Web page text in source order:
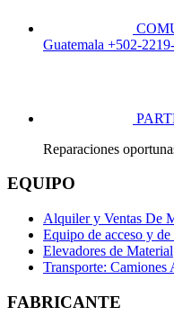
Guatemala +502-
Reparaciones
EQUIPO
Alquiler y Ventas De
Equipo de acceso y de
Elevadores de Material
Transporte: Camiones
FABRICANTE